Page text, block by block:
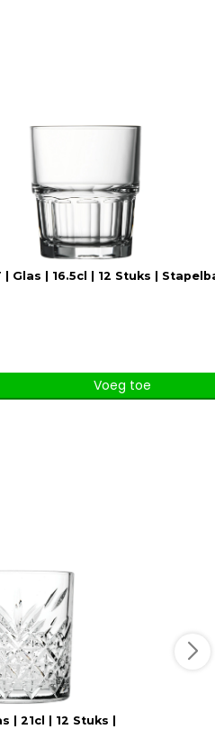
| Glas | 16.5cl | 12 Stuks |
Voeg toe
| 21cl | 12 Stuks |